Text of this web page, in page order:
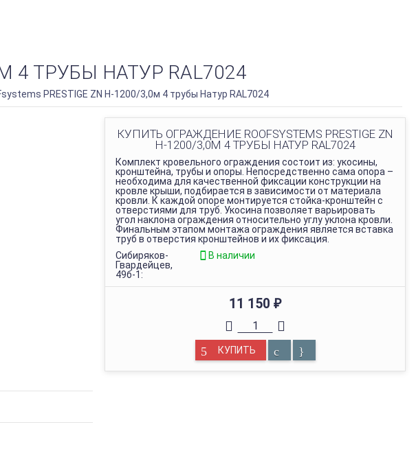
4 ТРУБЫ НАТУР RAL7024
PRESTIGE ZN H-1200/3,0м 4 трубы Натур RAL7024
КУПИТЬ ОГРАЖДЕНИЕ ROOFSYSTEMS PRESTIGE ZN
H-1200/3,0М 4 ТРУБЫ НАТУР RAL7024
Комплект кровельного ограждения состоит из: укосины,
кронштейна, трубы и опоры. Непосредственно сама опора –
необходима для качественной фиксации конструкции на
кровле крыши, подбирается в зависимости от материала
кровли. К каждой опоре монтируется стойка-кронштейн с
отверстиями для труб. Укосина позволяет варьировать
угол наклона ограждения относительно углу уклона кровли.
Финальным этапом монтажа ограждения является вставка
труб в отверстия кронштейнов и их фиксация.
Сибиряков-
Гвардейцев,
49б-1:
В наличии
11 150 ₽
КУПИТЬ